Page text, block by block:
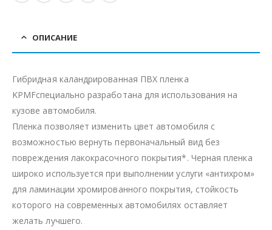
ОПИСАНИЕ
Гибридная каландрированная ПВХ пленка
KPMFспециально разработана для использования на
кузове автомобиля.
Пленка позволяет изменить цвет автомобиля с
возможностью вернуть первоначальный вид без
повреждения лакокрасочного покрытия*. Черная пленка
широко используется при выполнении услуги «антихром»
для ламинации хромированного покрытия, стойкость
которого на современных автомобилях оставляет
желать лучшего.